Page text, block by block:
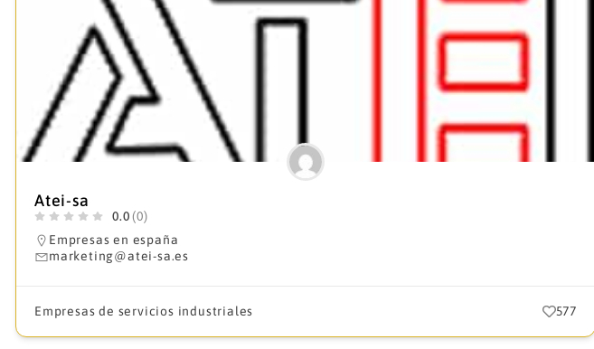
Atei-sa
0.0 (0)
Empresas en españa
marketing@atei-sa.es
Empresas de servicios industriales 577